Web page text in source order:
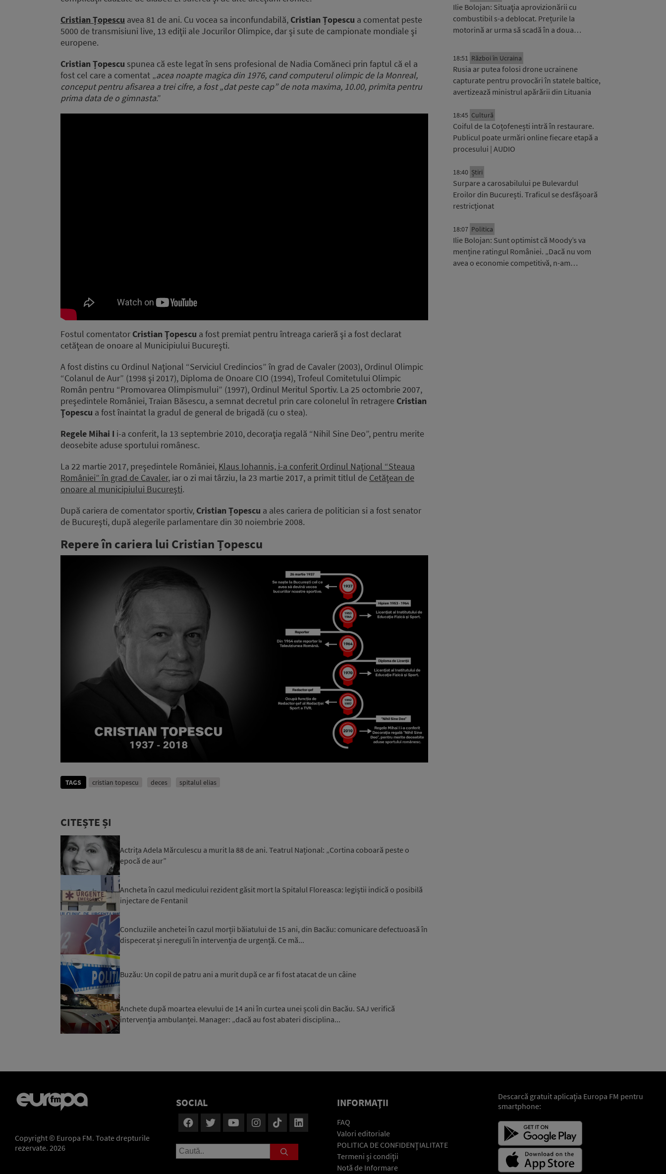
Cristian Țopescu avea 81 de ani. Cu vocea sa inconfundabilă, Cristian Țopescu a comentat peste
5000 de transmisiuni live, 13 ediţii ale Jocurilor Olimpice, dar şi sute de campionate mondiale şi
europene.
Cristian Țopescu spunea că este legat în sens profesional de Nadia Comăneci prin faptul că el a
fost cel care a comentat „acea noapte magica din 1976, cand computerul olimpic de la Monreal,
conceput pentru afisarea a trei cifre, a fost „dat peste cap” de nota maxima, 10.00, primita pentru
prima data de o gimnasta.”
Fostul comentator Cristian Ţopescu a fost premiat pentru întreaga carieră şi a fost declarat
cetăţean de onoare al Municipiului Bucureşti.
A fost distins cu Ordinul Naţional “Serviciul Credincios” în grad de Cavaler (2003), Ordinul Olimpic
“Colanul de Aur” (1998 şi 2017), Diploma de Onoare CIO (1994), Trofeul Comitetului Olimpic
Român pentru “Promovarea Olimpismului” (1997), Ordinul Meritul Sportiv. La 25 octombrie 2007,
preşedintele României, Traian Băsescu, a semnat decretul prin care colonelul în retragere Cristian
Ţopescu a fost înaintat la gradul de general de brigadă (cu o stea).
Regele Mihai I i-a conferit, la 13 septembrie 2010, decoraţia regală “Nihil Sine Deo”, pentru merite
deosebite aduse sportului românesc.
La 22 martie 2017, preşedintele României, Klaus Iohannis, i-a conferit Ordinul Naţional “Steaua
României” în grad de Cavaler, iar o zi mai târziu, la 23 martie 2017, a primit titlul de Cetăţean de
onoare al municipiului Bucureşti.
După cariera de comentator sportiv, Cristian Țopescu a ales cariera de politician si a fost senator
de Bucureşti, după alegerile parlamentare din 30 noiembrie 2008.
Repere în cariera lui Cristian Țopescu
TAGS cristian topescu deces spitalul elias
CITEȘTE ȘI
Actrița Adela Mărculescu a murit la 88 de ani. Teatrul Național: „Cortina coboară peste o
epocă de aur”
Ancheta în cazul medicului rezident găsit mort la Spitalul Floreasca: legiștii indică o posibilă
injectare de Fentanil
Concluziile anchetei în cazul morții băiatului de 15 ani, din Bacău: comunicare defectuoasă în
dispecerat și nereguli în intervenția de urgență. Ce mă...
Buzău: Un copil de patru ani a murit după ce ar fi fost atacat de un câine
Anchete după moartea elevului de 14 ani în curtea unei școli din Bacău. SAJ verifică
intervenția ambulanței. Manager: „dacă au fost abateri disciplina...
Ilie Bolojan: Situaţia aprovizionării cu
combustibil s-a deblocat. Prețurile la
motorină ar urma să scadă în a doua…
18:51 Război în Ucraina
Rusia ar putea folosi drone ucrainene
capturate pentru provocări în statele baltice,
avertizează ministrul apărării din Lituania
18:45 Cultură
Coiful de la Coțofenești intră în restaurare.
Publicul poate urmări online fiecare etapă a
procesului | AUDIO
18:40 Știri
Surpare a carosabilului pe Bulevardul
Eroilor din București. Traficul se desfășoară
restricționat
18:07 Politica
Ilie Bolojan: Sunt optimist că Moody’s va
menține ratingul României. „Dacă nu vom
avea o economie competitivă, n-am…
Copyright © Europa FM. Toate drepturile
rezervate. 2026
SOCIAL INFORMAŢII
FAQ
Valori editoriale
POLITICA DE CONFIDENŢIALITATE
Termeni şi condiţii
Notă de Informare
Descarcă gratuit aplicaţia Europa FM pentru
smartphone: